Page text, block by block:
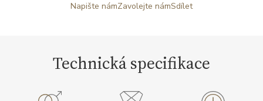
Napište námZavolejte námSdílet
Technická specifikace